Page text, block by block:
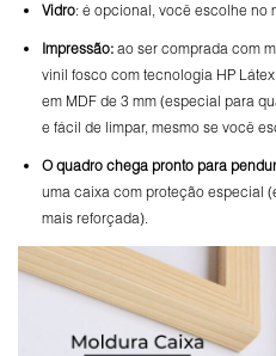
Vidro: é opcional, você escolhe no
Impressão: ao ser comprada com
vinil fosco com tecnologia HP
em MDF de 3 mm (especial para
e fácil de limpar, mesmo se você
Oquadro chega pronto para
uma caixa com proteção especial
mais reforçada).